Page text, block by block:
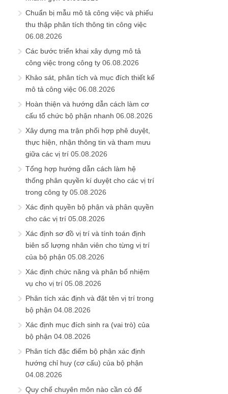
Chuẩn bị mẫu mô tả công việc và phiếu
thu thập phân tích thông tin công việc
06.08.2026
Các bước triển khai xây dựng mô tả
công việc trong công ty 06.08.2026
Khảo sát, phân tích và mục đích thiết kế
mô tả công việc 06.08.2026
Hoàn thiện và hướng dẫn cách làm cơ
cấu tổ chức bộ phận nhanh 06.08.2026
Xây dựng ma trận phối hợp phê duyệt,
thực hiện, nhận thông tin và tham mưu
giữa các vị trí 05.08.2026
Tổng hợp hướng dẫn cách làm hệ
thống phân quyền kí duyệt cho các vị trí
trong công ty 05.08.2026
Xác định quyền bộ phận và phân quyền
cho các vị trí 05.08.2026
Xác định sơ đồ vị trí và tính toán định
biên số lượng nhân viên cho từng vị trí
của bộ phận 05.08.2026
Xác định chức năng và phân bổ nhiệm
vụ cho vị trí 05.08.2026
Phân tích xác định và đặt tên vị trí trong
bộ phận 04.08.2026
Xác định mục đích sinh ra (vai trò) của
bộ phận 04.08.2026
Phân tích đặc điểm bộ phận xác định
hướng chỉ huy (cơ cấu) của bộ phận
04.08.2026
Quy chế chuyên môn nào cần có để